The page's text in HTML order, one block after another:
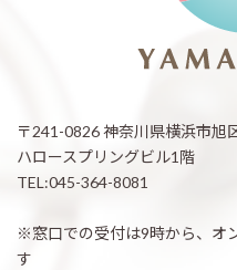
〒241-0826 神奈川県横浜市旭
ハロースプリングビル1階
TEL:045-364-8081
※窓口での受付は9時から、オ
す